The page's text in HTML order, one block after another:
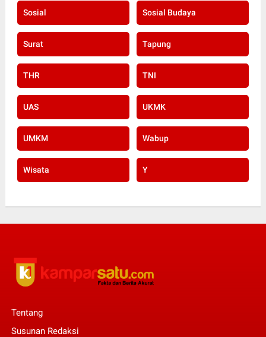
Sosial Sosial Budaya
Surat Tapung
THR TNI
UAS UKMK
UMKM Wabup
Wisata Y
Tentang
Susunan Redaksi